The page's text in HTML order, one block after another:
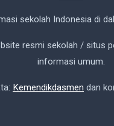
sekolah Indonesia di
resmi sekolah / situs
informasi umum.
Kemendikdasmen dan